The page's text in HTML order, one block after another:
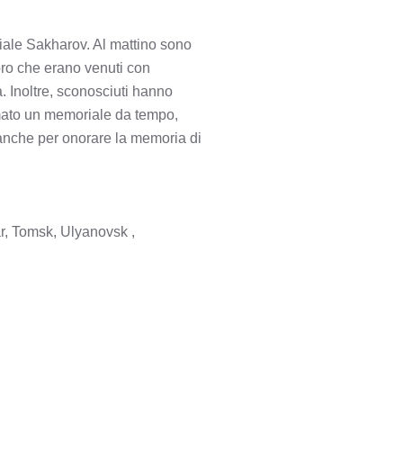
Sakharov. Al mattino sono
che erano venuti con
Inoltre, sconosciuti hanno
un memoriale da tempo,
per onorare la memoria di
Tomsk, Ulyanovsk ,